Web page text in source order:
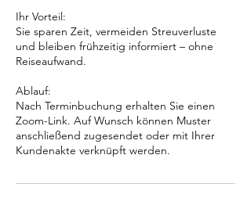
Ihr Vorteil:
Sie sparen Zeit, vermeiden Streuverluste
und bleiben frühzeitig informiert – ohne
Reiseaufwand.
Ablauf:
Nach Terminbuchung erhalten Sie einen
Zoom-Link. Auf Wunsch können Muster
anschließend zugesendet oder mit Ihrer